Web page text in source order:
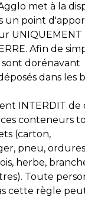
met à la
un point
UNIQUEMENT
Afin de
sont dorénavant
dans les
INTERDIT de
conteneurs
(carton,
pneu, ordures
herbe,
Toute
cette règle